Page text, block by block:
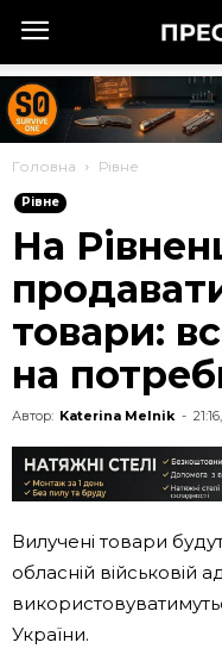
Головна Рівне
Рівне
На
товари:
на
Автор: Katerina Melnik -
Вилучені товари
обласній військовій
України.